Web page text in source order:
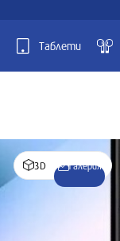
Таблети
3D Галерия